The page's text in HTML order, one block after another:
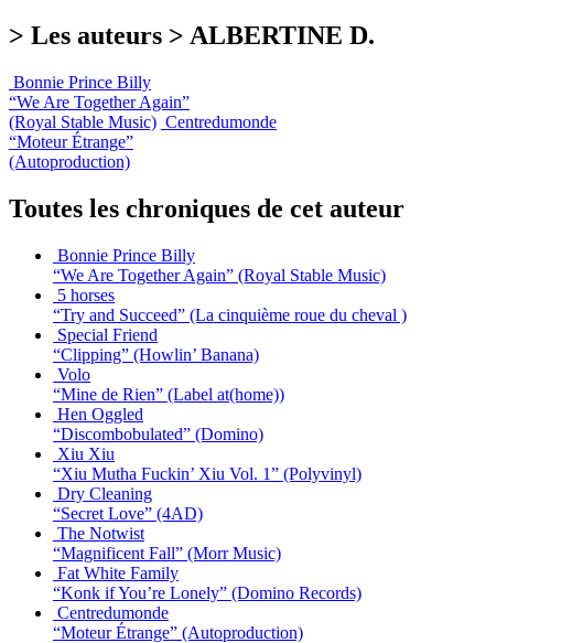
> Les auteurs > ALBERTINE D.
Bonnie Prince Billy
“We Are Together Again”
(Royal Stable Music) Centredumonde
“Moteur Étrange”
(Autoproduction)
Toutes les chroniques de cet auteur
Bonnie Prince Billy
“We Are Together Again” (Royal Stable Music)
5 horses
“Try and Succeed” (La cinquième roue du cheval )
Special Friend
“Clipping” (Howlin’ Banana)
Volo
“Mine de Rien” (Label at(home))
Hen Oggled
“Discombobulated” (Domino)
Xiu Xiu
“Xiu Mutha Fuckin’ Xiu Vol. 1” (Polyvinyl)
Dry Cleaning
“Secret Love” (4AD)
The Notwist
“Magnificent Fall” (Morr Music)
Fat White Family
“Konk if You’re Lonely” (Domino Records)
Centredumonde
“Moteur Étrange” (Autoproduction)